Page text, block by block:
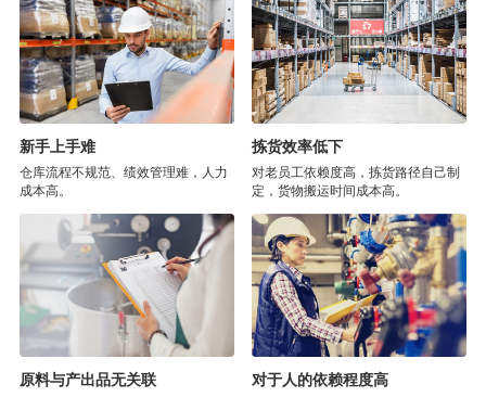
新手上手难
仓库流程不规范、绩效管理难，人力
成本高。
拣货效率低下
对老员工依赖度高，拣货路径自己制
定，货物搬运时间成本高。
原料与产出品无关联 对于人的依赖程度高